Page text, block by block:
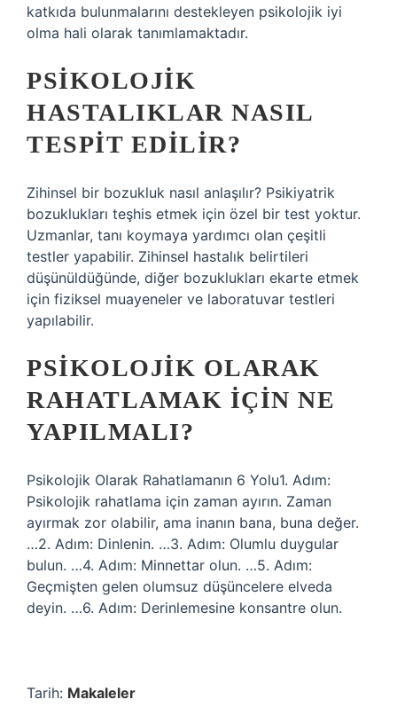
katkıda bulunmalarını destekleyen psikolojik iyi
olma hali olarak tanımlamaktadır.
PSIKOLOJIK
HASTALIKLAR NASIL
TESPIT EDILIR?
Zihinsel bir bozukluk nasıl anlaşılır? Psikiyatrik
bozuklukları teşhis etmek için özel bir test yoktur.
Uzmanlar, tanı koymaya yardımcı olan çeşitli
testler yapabilir. Zihinsel hastalık belirtileri
düşünüldüğünde, diğer bozuklukları ekarte etmek
için fiziksel muayeneler ve laboratuvar testleri
yapılabilir.
PSIKOLOJIK OLARAK
RAHATLAMAK IÇIN NE
YAPILMALI?
Psikolojik Olarak Rahatlamanın 6 Yolu1. Adım:
Psikolojik rahatlama için zaman ayırın. Zaman
ayırmak zor olabilir, ama inanın bana, buna değer.
…2. Adım: Dinlenin. …3. Adım: Olumlu duygular
bulun. …4. Adım: Minnettar olun. …5. Adım:
Geçmişten gelen olumsuz düşüncelere elveda
deyin. …6. Adım: Derinlemesine konsantre olun.
Tarih: Makaleler